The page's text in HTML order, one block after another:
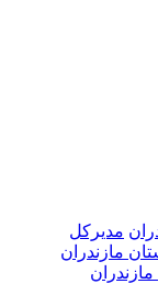
مدیرکل
مازندران